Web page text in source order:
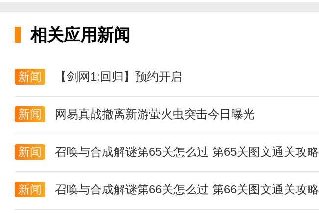
相关应用新闻
新闻 【剑网1:回归】预约开启
新闻 网易真战撤离新游萤火虫突击今日曝光
新闻 召唤与合成解谜第65关怎么过 第65关图文通关攻略
新闻 召唤与合成解谜第66关怎么过 第66关图文通关攻略